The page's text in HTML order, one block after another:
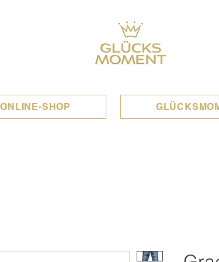
ONLINE-SHOP